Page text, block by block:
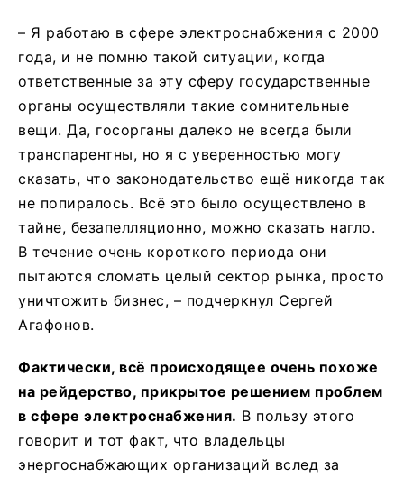
– Я работаю в сфере электроснабжения с 2000
года, и не помню такой ситуации, когда
ответственные за эту сферу государственные
органы осуществляли такие сомнительные
вещи. Да, госорганы далеко не всегда были
транспарентны, но я с уверенностью могу
сказать, что законодательство ещё никогда так
не попиралось. Всё это было осуществлено в
тайне, безапелляционно, можно сказать нагло.
В течение очень короткого периода они
пытаются сломать целый сектор рынка, просто
уничтожить бизнес, – подчеркнул Сергей
Агафонов.
Фактически, всё происходящее очень похоже
на рейдерство, прикрытое решением проблем
в сфере электроснабжения. В пользу этого
говорит и тот факт, что владельцы
энергоснабжающих организаций вслед за